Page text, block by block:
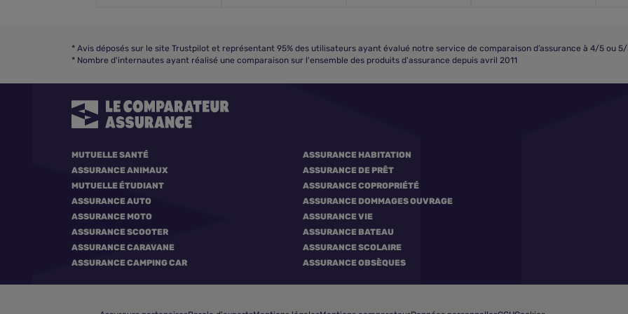
* Avis déposés sur le site Trustpilot et représentant 95% des utilisateurs ayant évalué notre service de comparaison d’assurance à 4/5 ou
* Nombre d'internautes ayant réalisé une comparaison sur l'ensemble des produits d'assurance depuis avril 2011
MUTUELLE SANTÉ
ASSURANCE ANIMAUX
MUTUELLE ÉTUDIANT
ASSURANCE AUTO
ASSURANCE MOTO
ASSURANCE SCOOTER
ASSURANCE CARAVANE
ASSURANCE CAMPING CAR
ASSURANCE HABITATION
ASSURANCE DE PRÊT
ASSURANCE COPROPRIÉTÉ
ASSURANCE DOMMAGES OUVRAGE
ASSURANCE VIE
ASSURANCE BATEAU
ASSURANCE SCOLAIRE
ASSURANCE OBSÈQUES